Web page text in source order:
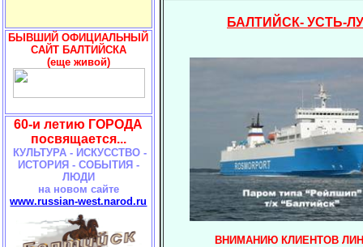
БЫВШИЙ ОФИЦИАЛЬНЫЙ
САЙТ БАЛТИЙСКА
(еще живой)
60-и летию ГОРОДА
посвящается...
КУЛЬТУРА - ИСКУССТВО -
ИСТОРИЯ - СОБЫТИЯ -
ЛЮДИ
на новом сайте
www.russian-west.narod.ru
БАЛТИЙСК- УСТЬ-
ВНИМАНИЮ КЛИЕНТОВ